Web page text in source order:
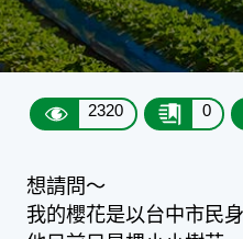
2320 0
想請問～
我的櫻花是以台中市民